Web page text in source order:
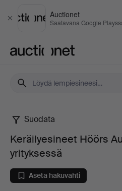
Sulje
Auctionet
Saatavana Google
Keräilyesineet
Höörs
Auktionshall
Suodata
Keräilyesineet Höörs
yrityksessä
Aseta hakuvahti